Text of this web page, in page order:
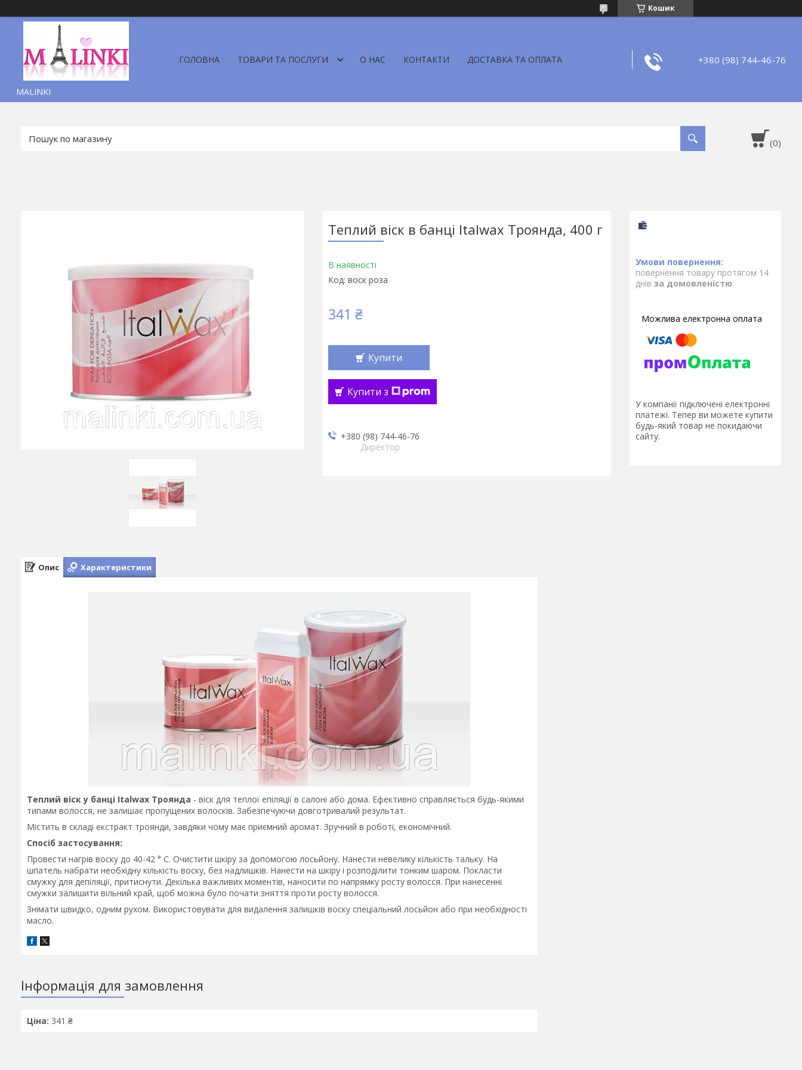
Кошик
MALINKI
ГОЛОВНА ТОВАРИ ТА ПОСЛУГИ О НАС КОНТАКТИ ДОСТАВКА ТА ОПЛАТА +380 (98) 744-46-76
Теплий віск в банці Italwax Троянда, 400 г
В наявності
Код: воск роза
341 ₴
Купити
Купити з
+380 (98) 744-46-76
Директор
повернення товару протягом 14
днів за домовленістю
У компанії підключені електронні
платежі. Тепер ви можете купити
будь-який товар не покидаючи
сайту.
Опис Характеристики
Теплий віск у банці Italwax Троянда - віск для теплої епіляції в салоні або дома. Ефективно справляється будь-якими
типами волосся, не залишає пропущених волосків. Забезпечуючи довготривалий результат.
Містить в складі екстракт троянди, завдяки чому має приємний аромат. Зручний в роботі, економічний.
Спосіб застосування:
Провести нагрів воску до 40-42 ° С. Очистити шкіру за допомогою лосьйону. Нанести невелику кількість тальку. На
шпатель набрати необхідну кількість воску, без надлишків. Нанести на шкіру і розподілити тонким шаром. Покласти
смужку для депіляції, притиснути. Декілька важливих моментів, наносити по напрямку росту волосся. При нанесенні
смужки залишити вільний край, щоб можна було почати зняття проти росту волосся.
Знімати швидко, одним рухом. Використовувати для видалення залишків воску спеціальний лосьйон або при необхідності
масло.
Інформація для замовлення
Ціна: 341 ₴